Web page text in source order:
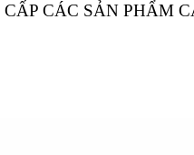
CÁC SẢN PHẨM